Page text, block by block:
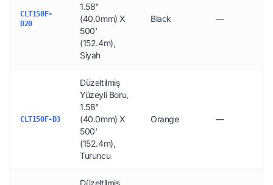
CLT150F-
D20
1.58"
(40.0mm) X
500'
(152.4m),
Siyah
Black —
CLT150F-D3
Düzeltilmiş
Yüzeyli Boru,
1.58"
(40.0mm) X
500'
(152.4m),
Turuncu
Orange —
Düzeltilmiş